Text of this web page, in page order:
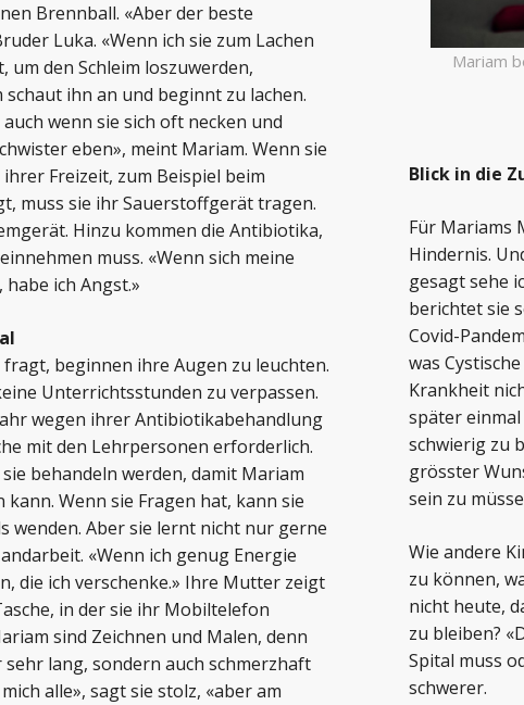
Brennball. «Aber der beste
Luka. «Wenn ich sie zum Lachen
um den Schleim loszuwerden,
ihn an und beginnt zu lachen.
wenn sie sich oft necken und
eben», meint Mariam. Wenn sie
Freizeit, zum Beispiel beim
muss sie ihr Sauerstoffgerät tragen.
Hinzu kommen die Antibiotika,
muss. «Wenn sich meine
ich Angst.»
beginnen ihre Augen zu leuchten.
Unterrichtsstunden zu verpassen.
wegen ihrer Antibiotikabehandlung
mit den Lehrpersonen erforderlich.
behandeln werden, damit Mariam
Wenn sie Fragen hat, kann sie
wenden. Aber sie lernt nicht nur gerne
«Wenn ich genug Energie
die ich verschenke.» Ihre Mutter zeigt
in der sie ihr Mobiltelefon
sind Zeichnen und Malen, denn
lang, sondern auch schmerzhaft
alle», sagt sie stolz, «aber am
Mariam
Blick in die
Für Mariams
Hindernis.
gesagt sehe
berichtet sie
Covid-
was
Krankheit
später einmal
schwierig zu
grösster
sein zu
Wie andere
zu können,
nicht heute,
zu bleiben?
Spital muss
schwerer.